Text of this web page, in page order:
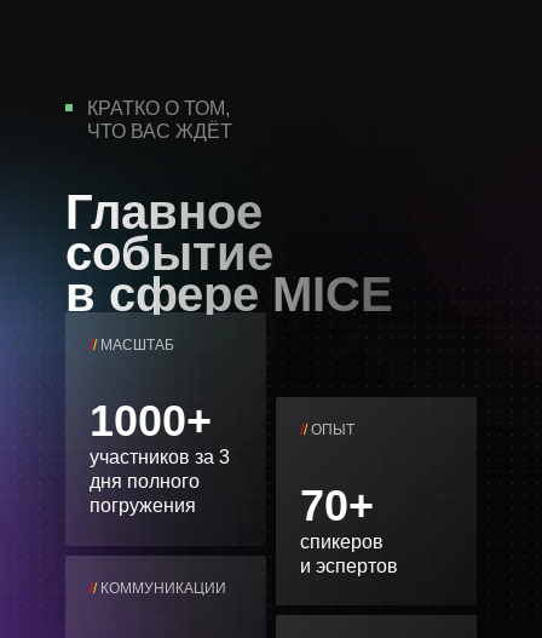
участников за 3
дня полного
погружения
спикеров
и эспертов
1000+
70+
// МАСШТАБ
//ОПЫТ
// КОММУНИКАЦИИ
Главное
событие
в сфере MICE
КРАТКО О ТОМ,
ЧТО ВАС ЖДЁТ